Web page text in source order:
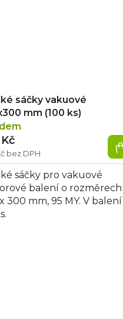
sáčky vakuové
mm (100 ks)
bez DPH
sáčky pro vakuové
balení o rozměrech
300 mm, 95 MY. V balení